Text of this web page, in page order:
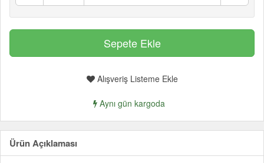
Alışveriş Listeme Ekle
Aynı gün kargoda
Ürün Açıklaması